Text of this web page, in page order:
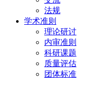
法规
学术准则
理论研讨
内审准则
科研课题
质量评估
团体标准